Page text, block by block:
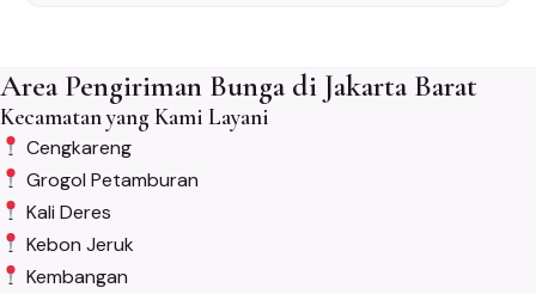
Area Pengiriman Bunga di Jakarta Barat
Kecamatan yang Kami Layani
Cengkareng
Grogol Petamburan
Kali Deres
Kebon Jeruk
Kembangan